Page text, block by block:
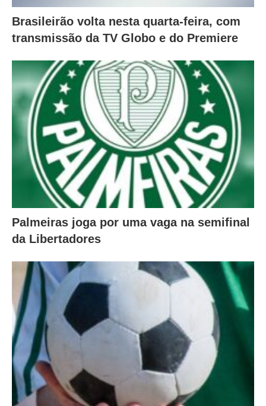
Brasileirão volta nesta quarta-feira, com
transmissão da TV Globo e do Premiere
Palmeiras joga por uma vaga na semifinal
da Libertadores